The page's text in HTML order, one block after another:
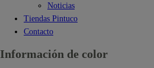
Noticias
Tiendas Pintuco
Contacto
Información de color